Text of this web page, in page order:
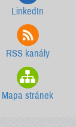
LinkedIn
RSS kanály
Mapa stránek